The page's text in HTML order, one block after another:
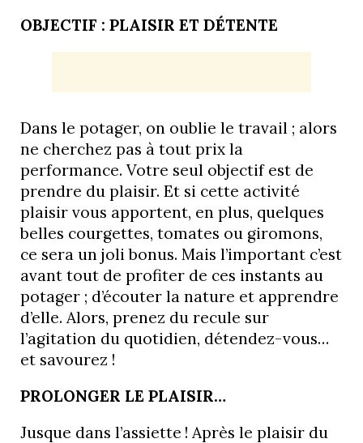
OBJECTIF : PLAISIR ET DÉTENTE
Dans le potager, on oublie le travail ; alors
ne cherchez pas à tout prix la
performance. Votre seul objectif est de
prendre du plaisir. Et si cette activité
plaisir vous apportent, en plus, quelques
belles courgettes, tomates ou giromons,
ce sera un joli bonus. Mais l’important c’est
avant tout de profiter de ces instants au
potager ; d’écouter la nature et apprendre
d’elle. Alors, prenez du recule sur
l’agitation du quotidien, détendez-vous…
et savourez !
PROLONGER LE PLAISIR…
Jusque dans l’assiette ! Après le plaisir du